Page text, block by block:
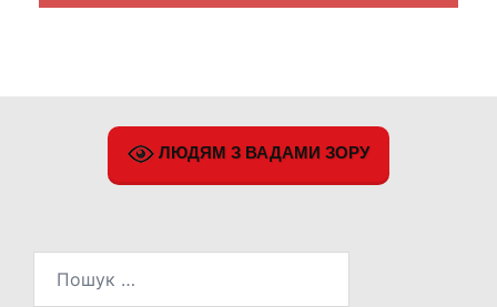
ЛЮДЯМ З ВАДАМИ ЗОРУ